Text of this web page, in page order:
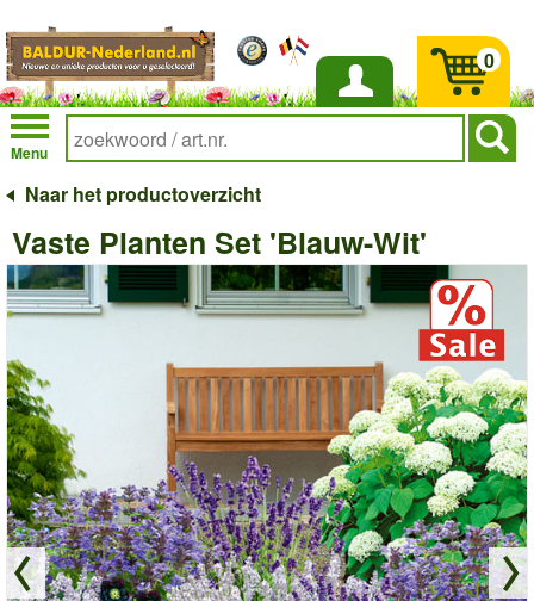
Inloggen
Menu
0
Naar het productoverzicht
Vaste Planten Set 'Blauw-Wit'